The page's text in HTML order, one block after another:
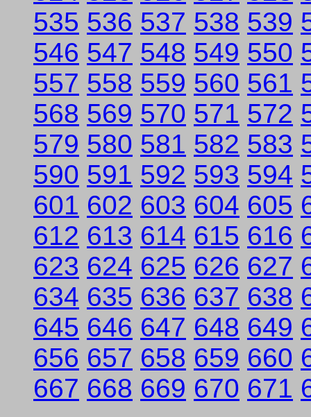
535 536 537 538 539
546 547 548 549 550
557 558 559 560 561
568 569 570 571 572
579 580 581 582 583
590 591 592 593 594
601 602 603 604 605
612 613 614 615 616
623 624 625 626 627
634 635 636 637 638
645 646 647 648 649
656 657 658 659 660
667 668 669 670 671